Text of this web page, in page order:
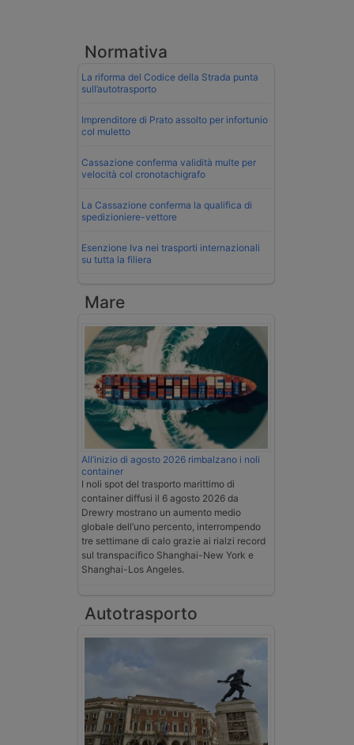
Normativa
La riforma del Codice della Strada punta
sull’autotrasporto
Imprenditore di Prato assolto per infortunio
col muletto
Cassazione conferma validità multe per
velocità col cronotachigrafo
La Cassazione conferma la qualifica di
spedizioniere-vettore
Esenzione Iva nei trasporti internazionali
su tutta la filiera
Mare
All’inizio di agosto 2026 rimbalzano i noli
container
I noli spot del trasporto marittimo di
container diffusi il 6 agosto 2026 da
Drewry mostrano un aumento medio
globale dell’uno percento, interrompendo
tre settimane di calo grazie ai rialzi record
sul transpacifico Shanghai-New York e
Shanghai-Los Angeles.
Autotrasporto